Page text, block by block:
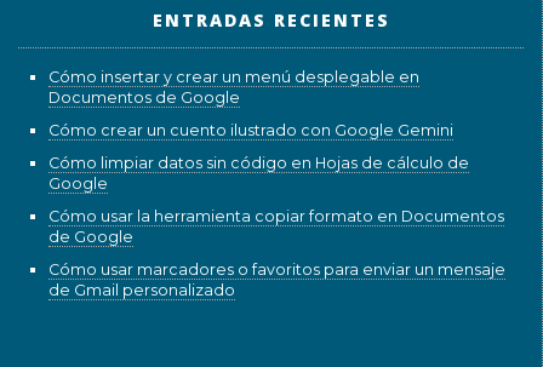
ENTRADAS RECIENTES
Cómo insertar y crear un menú desplegable en
Documentos de Google
Cómo crear un cuento ilustrado con Google Gemini
Cómo limpiar datos sin código en Hojas de cálculo de
Google
Cómo usar la herramienta copiar formato en Documentos
de Google
Cómo usar marcadores o favoritos para enviar un mensaje
de Gmail personalizado